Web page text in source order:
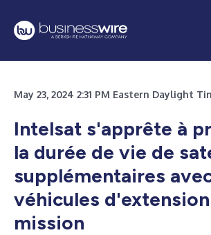
May 23, 2024 2:31 PM Eastern Daylight
Intelsat s'apprête à
la durée de vie de
supplémentaires
véhicules
mission